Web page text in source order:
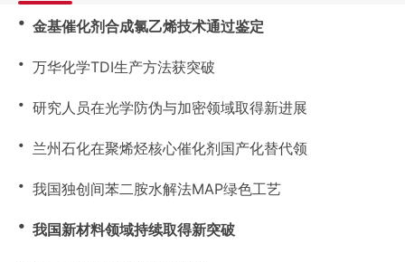
・ 金基催化剂合成氯乙烯技术通过鉴定
・ 万华化学TDI生产方法获突破
・ 研究人员在光学防伪与加密领域取得新进展
・ 兰州石化在聚烯烃核心催化剂国产化替代领
・ 我国独创间苯二胺水解法MAP绿色工艺
・ 我国新材料领域持续取得新突破